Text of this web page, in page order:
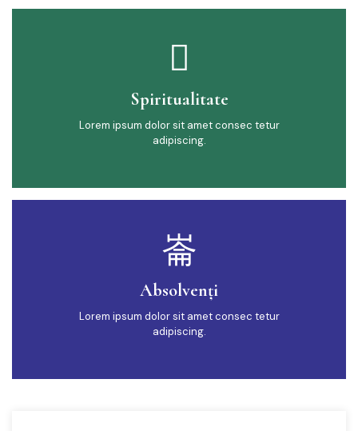
Spiritualitate
Lorem ipsum dolor sit amet consec tetur
adipiscing.
Absolvenți
Lorem ipsum dolor sit amet consec tetur
adipiscing.